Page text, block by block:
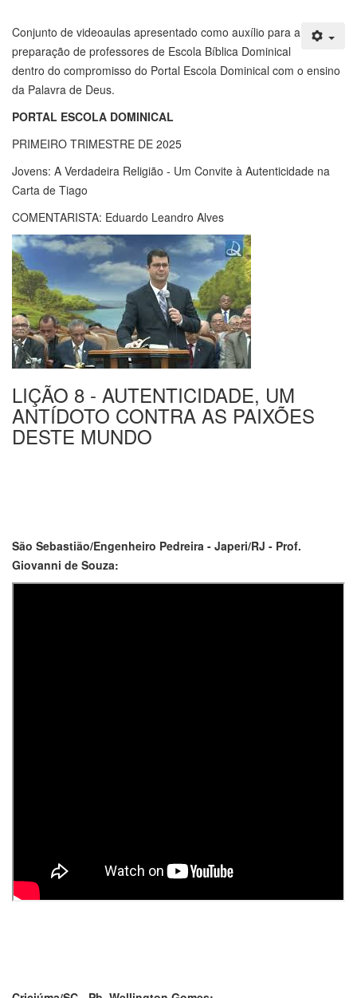
Conjunto de videoaulas apresentado como auxílio para a
preparação de professores de Escola Bíblica Dominical
dentro do compromisso do Portal Escola Dominical com o ensino
da Palavra de Deus.
PORTAL ESCOLA DOMINICAL
PRIMEIRO TRIMESTRE DE 2025
Jovens: A Verdadeira Religião - Um Convite à Autenticidade na
Carta de Tiago
COMENTARISTA: Eduardo Leandro Alves
LIÇÃO 8 - AUTENTICIDADE, UM
ANTÍDOTO CONTRA AS PAIXÕES
DESTE MUNDO
São Sebastião/Engenheiro Pedreira - Japeri/RJ - Prof.
Giovanni de Souza: